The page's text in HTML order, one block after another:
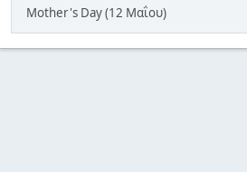
Mother's Day (12 Μαΐου)